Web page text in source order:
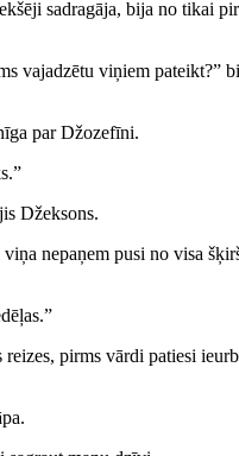
sadragāja, bija no tikai
vajadzētu viņiem pateikt?”
par Džozefīni.
Džeksons.
nepaņem pusi no visa
pirms vārdi patiesi